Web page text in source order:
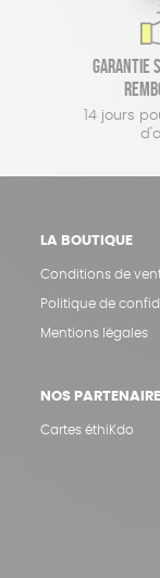
Garantie
14 jours
LA BOUTIQUE
Conditions de
Politique de
Mentions légales
NOS
Cartes éthiKdo